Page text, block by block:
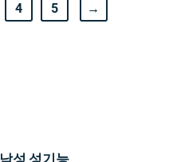
4 5 →
남성 성기능